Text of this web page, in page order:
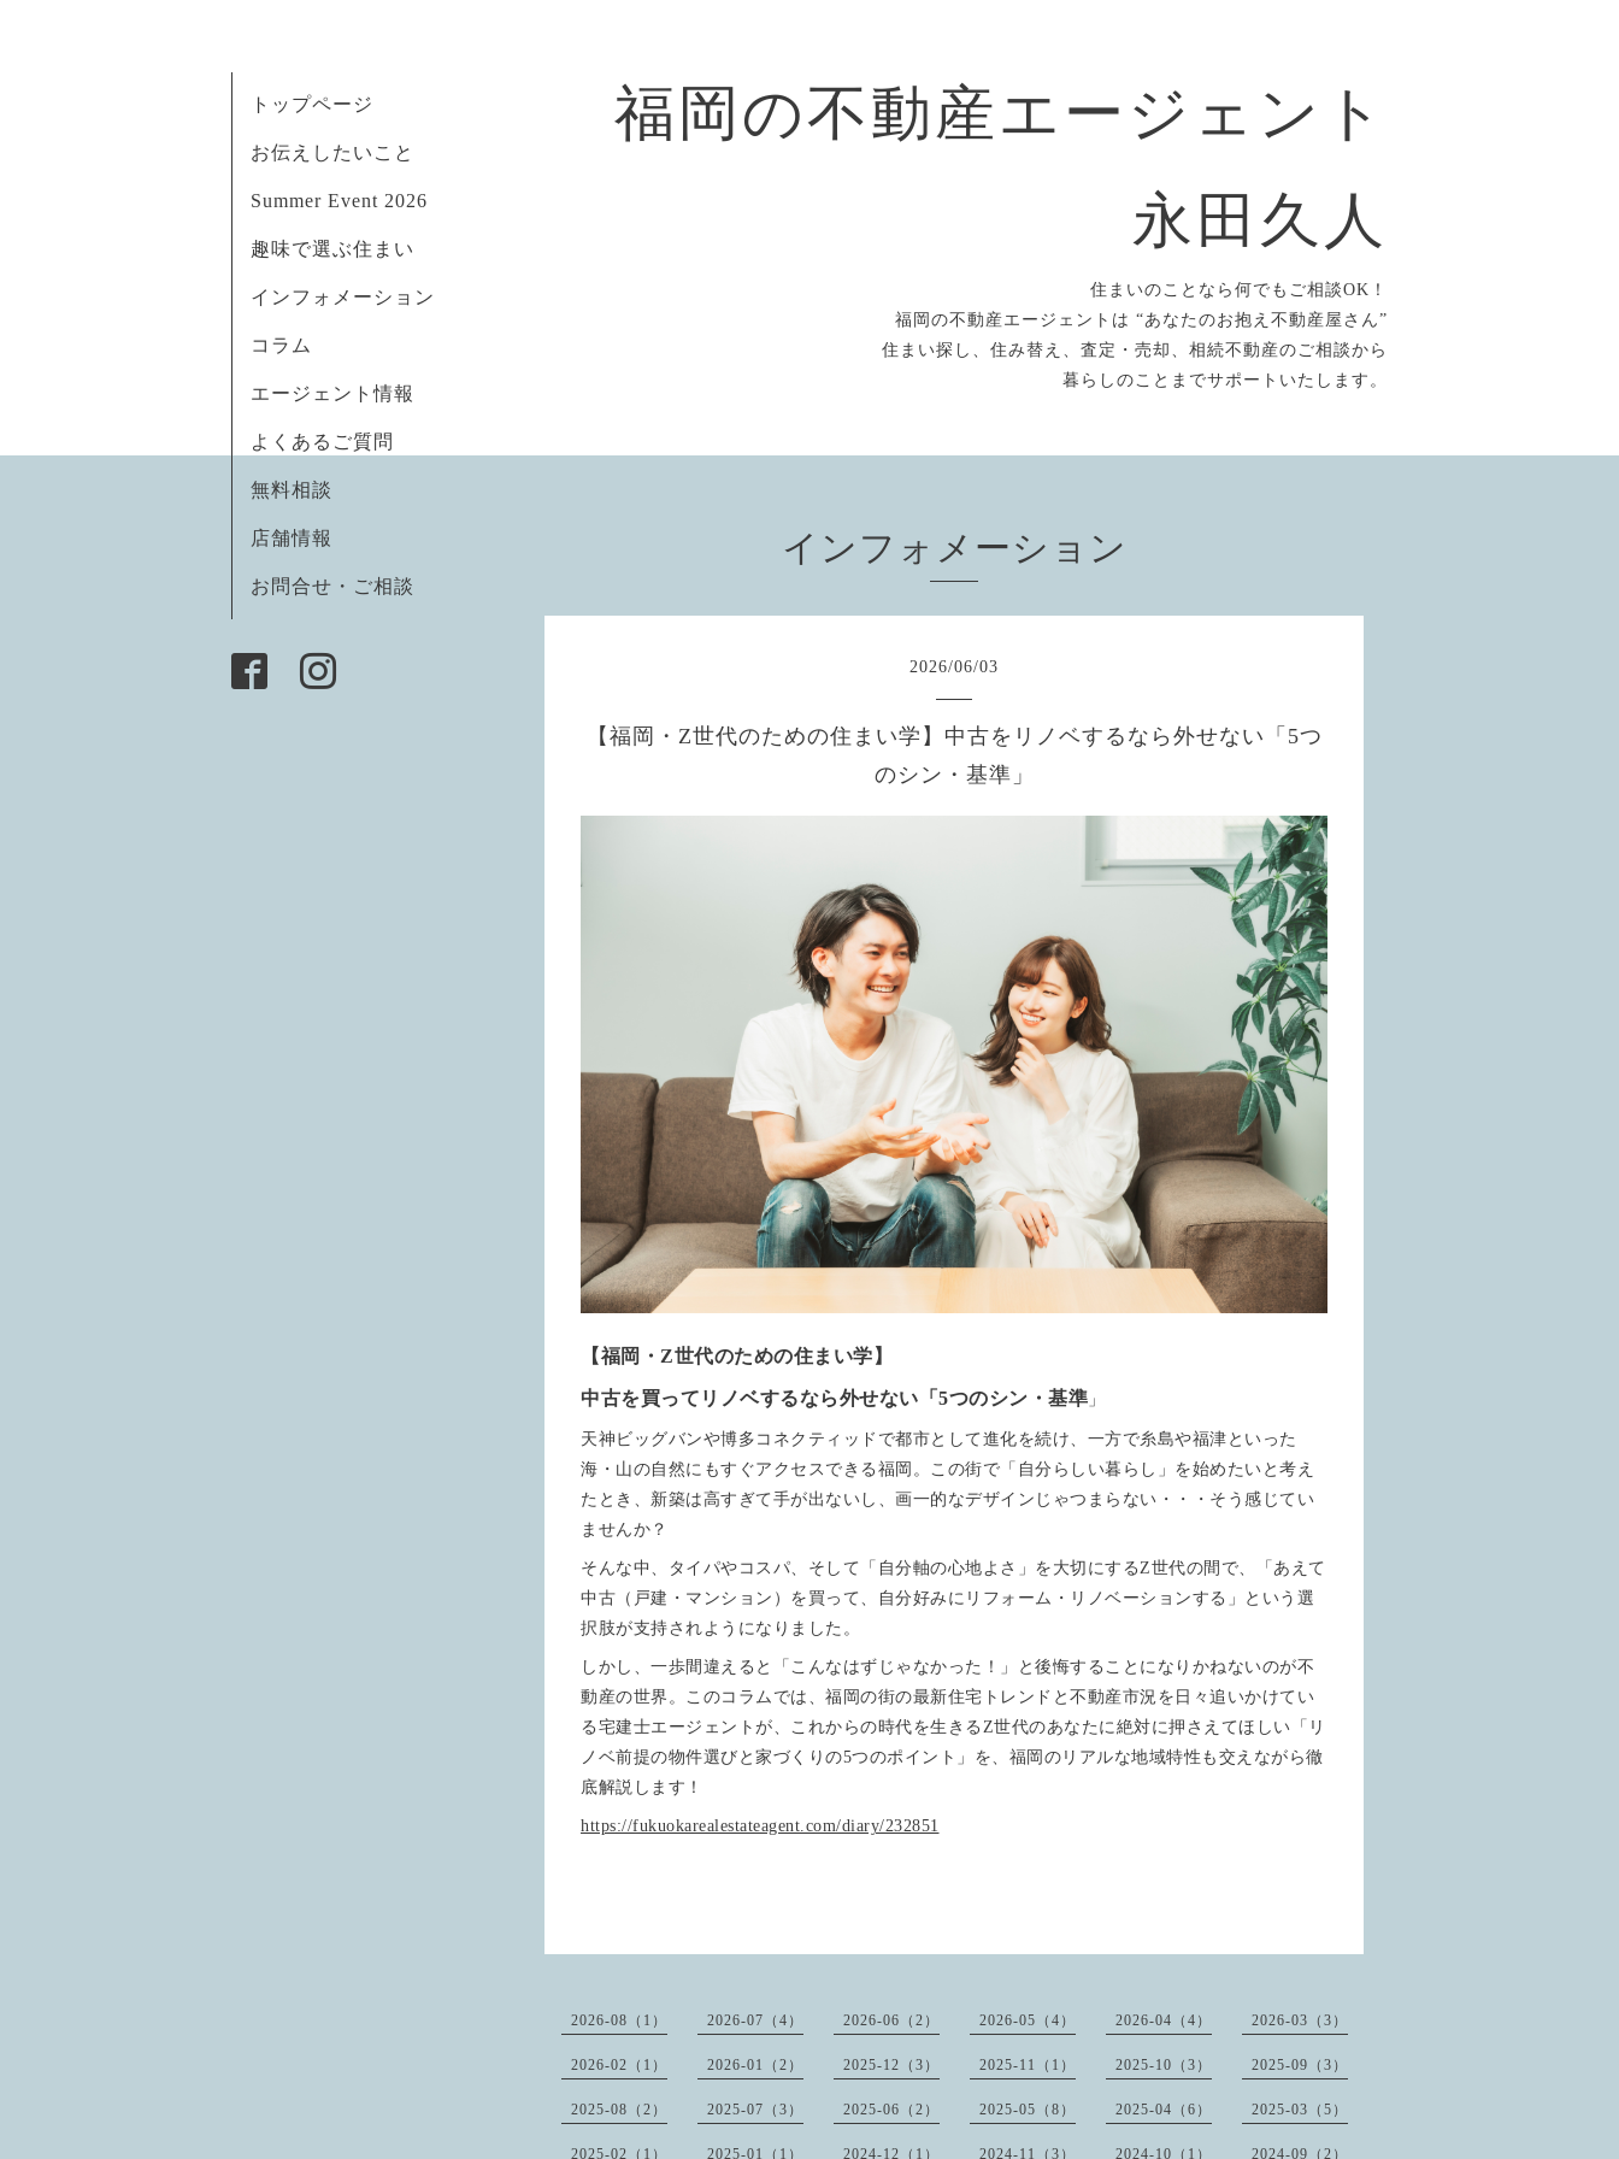
福岡の不動産エージェント
永田久人
住まいのことなら何でもご相談OK！
福岡の不動産エージェントは “あなたのお抱え不動産屋さん”
住まい探し、住み替え、査定・売却、相続不動産のご相談から
暮らしのことまでサポートいたします。
トップページ
お伝えしたいこと
Summer Event 2026
趣味で選ぶ住まい
インフォメーション
コラム
エージェント情報
よくあるご質問
無料相談
店舗情報
お問合せ・ご相談
インフォメーション
2026/06/03
【福岡・Z世代のための住まい学】中古をリノベするなら外せない「5つ
のシン・基準」
【福岡・Z世代のための住まい学】
中古を買ってリノベするなら外せない「5つのシン・基準 」
天神ビッグバンや博多コネクティッドで都市として進化を続け、一方で糸島や福津といった
海・山の自然にもすぐアクセスできる福岡。この街で「自分らしい暮らし」を始めたいと考え
たとき、新築は高すぎて手が出ないし、画一的なデザインじゃつまらない・・・そう感じてい
ませんか？
そんな中、タイパやコスパ、そして「自分軸の心地よさ」を大切にするZ世代の間で、「あえて
中古（戸建・マンション）を買って、自分好みにリフォーム・リノベーションする」という選
択肢が支持されようになりました。
しかし、一歩間違えると「こんなはずじゃなかった！」と後悔することになりかねないのが不
動産の世界。このコラムでは、福岡の街の最新住宅トレンドと不動産市況を日々追いかけてい
る宅建士エージェントが、これからの時代を生きるZ世代のあなたに絶対に押さえてほしい「リ
ノベ前提の物件選びと家づくりの5つのポイント」を、福岡のリアルな地域特性も交えながら徹
底解説します！
https://fukuokarealestateagent.com/diary/232851
2026-08（1） 2026-07（4） 2026-06（2） 2026-05（4） 2026-04（4） 2026-03（3）
2026-02（1） 2026-01（2） 2025-12（3） 2025-11（1） 2025-10（3） 2025-09（3）
2025-08（2） 2025-07（3） 2025-06（2） 2025-05（8） 2025-04（6） 2025-03（5）
2025-02（1） 2025-01（1） 2024-12（1） 2024-11（3） 2024-10（1） 2024-09（2）